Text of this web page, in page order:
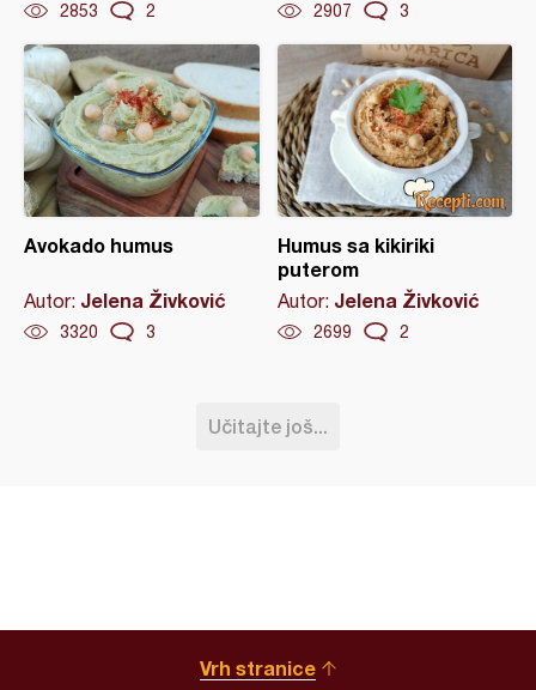
2853 2 2907 3
Avokado humus
Autor: Jelena Živković
3320 3
Humus sa kikiriki
puterom
Autor: Jelena Živković
2699 2
Učitajte još...
Vrh stranice